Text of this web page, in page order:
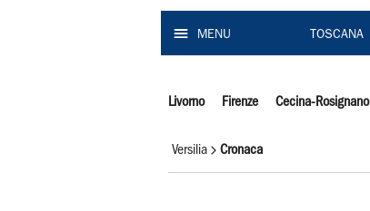
MENU TOSCANA
Livorno Firenze Cecina-Rosignano
Versilia Cronaca